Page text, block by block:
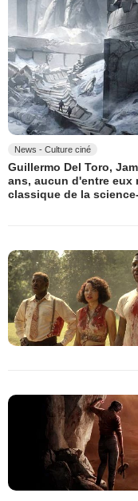
News - Culture ciné
Guillermo Del Toro,
ans, aucun d'entre eux
classique de la